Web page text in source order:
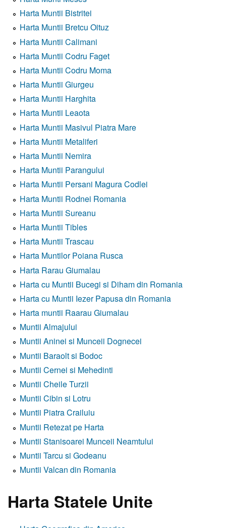
Harta Muntii Bistritei
Harta Muntii Bretcu Oituz
Harta Muntii Calimani
Harta Muntii Codru Faget
Harta Muntii Codru Moma
Harta Muntii Giurgeu
Harta Muntii Harghita
Harta Muntii Leaota
Harta Muntii Masivul Piatra Mare
Harta Muntii Metaliferi
Harta Muntii Nemira
Harta Muntii Parangului
Harta Muntii Persani Magura Codlei
Harta Muntii Rodnei Romania
Harta Muntii Sureanu
Harta Muntii Tibles
Harta Muntii Trascau
Harta Muntilor Poiana Rusca
Harta Rarau Giumalau
Harta cu Muntii Bucegi si Diham din Romania
Harta cu Muntii Iezer Papusa din Romania
Harta muntii Raarau Giumalau
Muntii Almajului
Muntii Aninei si Munceii Dognecei
Muntii Baraolt si Bodoc
Muntii Cernei si Mehedinti
Muntii Cheile Turzii
Muntii Cibin si Lotru
Muntii Piatra Crailuiu
Muntii Retezat pe Harta
Muntii Stanisoarei Munceii Neamtului
Muntii Tarcu si Godeanu
Muntii Valcan din Romania
Harta Statele Unite